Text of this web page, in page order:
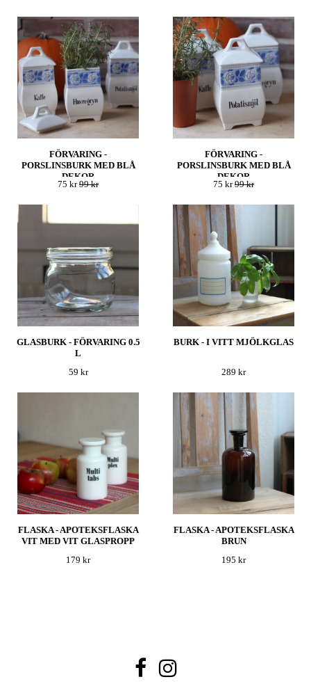
FÖRVARING -
PORSLINSBURK MED BLÅ
DEKOR
75 kr99 kr
FÖRVARING -
PORSLINSBURK MED BLÅ
DEKOR
75 kr99 kr
GLASBURK - FÖRVARING 0.5
L
59 kr
BURK - I VITT MJÖLKGLAS
289 kr
FLASKA - APOTEKSFLASKA
VIT MED VIT GLASPROPP
179 kr
FLASKA - APOTEKSFLASKA
BRUN
195 kr